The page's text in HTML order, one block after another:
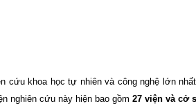
cứu khoa học tự nhiên và công nghệ lớn
nghiên cứu này hiện bao gồm 27 viện và cở